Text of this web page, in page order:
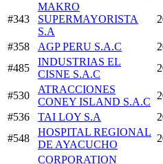
#343
MAKRO
SUPERMAYORISTA
S.A
#358 AGP PERU S.A.C
#485
INDUSTRIAS EL
CISNE S.A.C
#530
ATRACCIONES
CONEY ISLAND S.A.C
#536
TAI LOY S.A
#548
HOSPITAL REGIONAL
DE AYACUCHO
CORPORATION